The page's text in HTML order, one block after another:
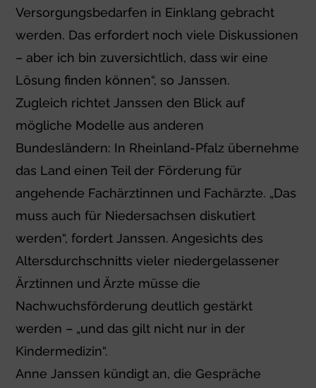
Versorgungsbedarfen in Einklang gebracht
werden. Das erfordert noch viele Diskussionen
– aber ich bin zuversichtlich, dass wir eine
Lösung finden können“, so Janssen.
Zugleich richtet Janssen den Blick auf
mögliche Modelle aus anderen
Bundesländern: In Rheinland-Pfalz übernehme
das Land einen Teil der Förderung für
angehende Fachärztinnen und Fachärzte. „Das
muss auch für Niedersachsen diskutiert
werden“, fordert Janssen. Angesichts des
Altersdurchschnitts vieler niedergelassener
Ärztinnen und Ärzte müsse die
Nachwuchsförderung deutlich gestärkt
werden – „und das gilt nicht nur in der
Kindermedizin“.
Anne Janssen kündigt an, die Gespräche